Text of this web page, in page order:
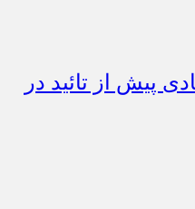
پیش از تائید در